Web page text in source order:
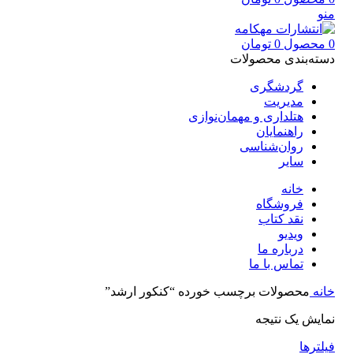
منو
0 محصول 0 تومان
دسته‌بندی محصولات
گردشگری
مدیریت
هتلداری و مهمان‌نوازی
راهنمایان
روان‌شناسی
سایر
خانه
فروشگاه
نقد کتاب
ویدیو
درباره‌ ما
تماس با ما
خانه محصولات برچسب خورده “کنکور ارشد”
نمایش یک نتیجه
فیلترها